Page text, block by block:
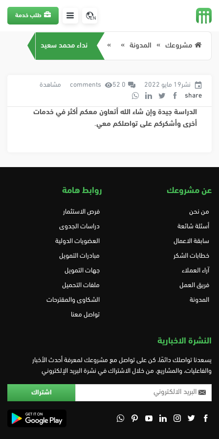
EN طلب خدمة
مشروعك المدونة نداء محمد سعيد
نشر19 مايو 2022 0 comments 52 مشاهدة
share
الدراسة جيدة وإن شاء الله أتعاون معكم أكثر في خدمات
أخرى وأشكركم على تواصلكم معي.
عن مشروعك
من نحن
أسئلة شائعة
سابقة الاعمال
خطابات الشكر
آراء العملاء
فريق العمل
المدونة
روابط هامة
فرص الاستثمار
دراسات الجدوى
العضويات الدولية
مبادرات التمويل
جهات التمويل
ملفات التحميل
الشكاوى والمقترحات
تواصل معنا
النشرة الاخبارية
يسعدنا تواصلك دائمًا، كن على تواصل مع مشروعك لمعرفة أحدث الأخبار
والفاعليات، والمشاريع، من خلال الاشتراك في نشرة البريد الإلكتروني